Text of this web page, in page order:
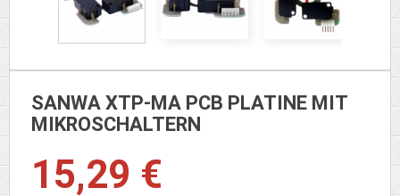
SANWA XTP-MA PCB PLATINE MIT
MIKROSCHALTERN
15,29 €